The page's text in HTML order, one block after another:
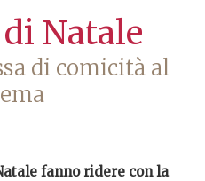
Natale
di comicità al
fanno ridere con la